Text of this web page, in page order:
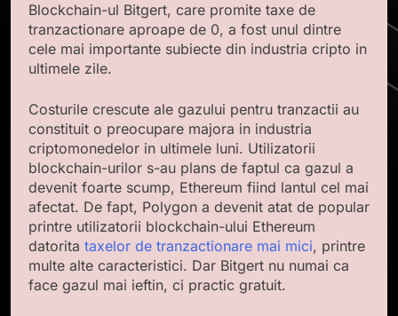
Blockchain-ul Bitgert, care promite taxe de
tranzactionare aproape de 0, a fost unul dintre
cele mai importante subiecte din industria cripto in
ultimele zile.
Costurile crescute ale gazului pentru tranzactii au
constituit o preocupare majora in industria
criptomonedelor in ultimele luni. Utilizatorii
blockchain-urilor s-au plans de faptul ca gazul a
devenit foarte scump, Ethereum fiind lantul cel mai
afectat. De fapt, Polygon a devenit atat de popular
printre utilizatorii blockchain-ului Ethereum
datorita taxelor de tranzactionare mai mici, printre
multe alte caracteristici. Dar Bitgert nu numai ca
face gazul mai ieftin, ci practic gratuit.